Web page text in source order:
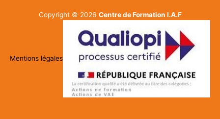
Copyright © 2026 Centre de Formation I.A.F
Mentions légales